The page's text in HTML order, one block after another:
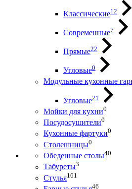
Классические12
Современные7
Прямые22
Угловые0
Модульные кухонные
Угловые21
Мойки для кухни0
Посудосушители0
Кухонные фартуки0
Столешницы0
Обеденные столы40
Табуреты3
Стулья161
46